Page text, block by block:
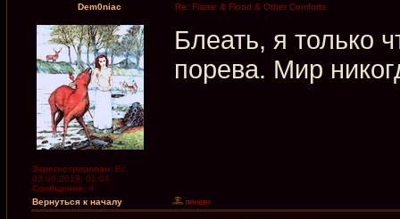
Dem0niac Re: Flame & Flood & Other Comforts
Зарегистрирован: Вс
03.06.2018, 01:04
Сообщения: 9
Блеать, я только
порева. Мир
Вернуться к началу